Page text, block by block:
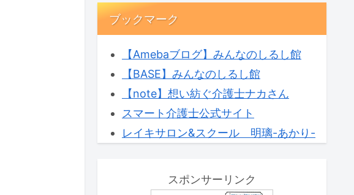
ブックマーク
【Amebaブログ】みんなのしるし館
【BASE】みんなのしるし館
【note】想い紡ぐ介護士ナカさん
スマート介護士公式サイト
レイキサロン&スクール 明璃-あかり-
スポンサーリンク